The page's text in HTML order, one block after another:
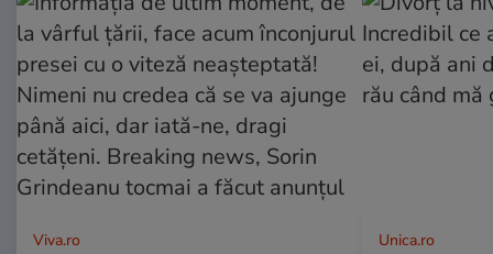
Viva.ro Unica.ro